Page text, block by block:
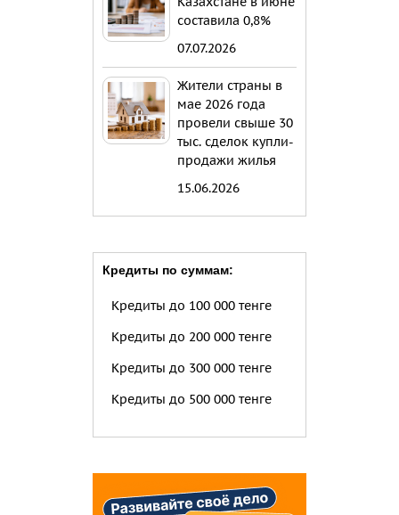
составила 0,8%
07.07.2026
Жители страны в
мае 2026 года
провели свыше 30
тыс. сделок купли-
продажи жилья
15.06.2026
Кредиты по суммам:
Кредиты до 100 000 тенге
Кредиты до 200 000 тенге
Кредиты до 300 000 тенге
Кредиты до 500 000 тенге